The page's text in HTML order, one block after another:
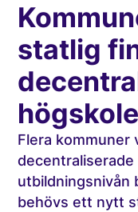
statlig
Flera kommuner
utbildningsnivån
behövs ett nytt